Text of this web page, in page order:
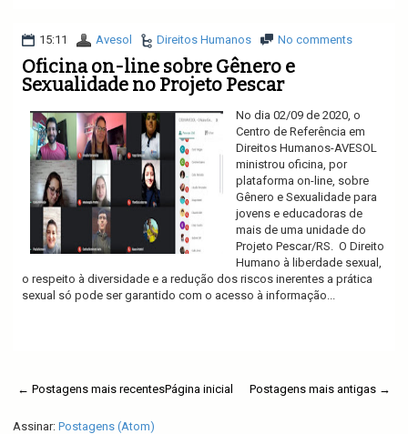
15:11 Avesol Direitos Humanos No comments
Oficina on-line sobre Gênero e
Sexualidade no Projeto Pescar
No dia 02/09 de 2020, o
Centro de Referência em
Direitos Humanos-AVESOL
ministrou oficina, por
plataforma on-line, sobre
Gênero e Sexualidade para
jovens e educadoras de
mais de uma unidade do
Projeto Pescar/RS. O Direito
Humano à liberdade sexual,
o respeito à diversidade e a redução dos riscos inerentes a prática
sexual só pode ser garantido com o acesso à informação...
← Postagens mais recentes Postagens mais antigas →
Página inicial
Assinar: Postagens (Atom)